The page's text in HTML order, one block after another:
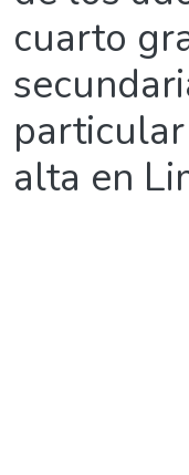
cuarto
alta en